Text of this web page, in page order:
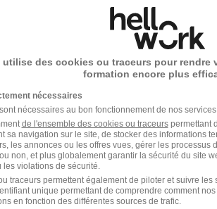
de Vie en Alternance H/F
34 Alternance
de Vie en Alternance
utilise des cookies ou traceurs pour rendre
formation encore plus
nécessaires
nécessaires au bon fonctionnement de nos
de l'ensemble des cookies ou traceurspermettant
sa navigation sur le site, de stocker des informations
les annonces ou les offres vues, gérer les processus
non, et plus globalement garantir la sécurité du site
violations de sécurité.
traceurs permettent également de piloter et suivre
unique permettant de comprendre comment
en fonction des différentes sources de trafic.